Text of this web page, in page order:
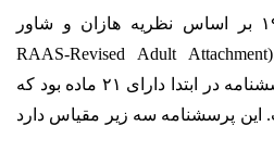
کولینز و رید در سال ۱۹۹۰ بر اساس نظریه هازان و شاور
(RAAS-
Revised Adult Attachment
Scale) را تهیه کردند. این پرسشنامه در ابتدا دارای ۲۱ ماده بود که
یافت. این پرسشنامه سه زیر مقیاس دارد